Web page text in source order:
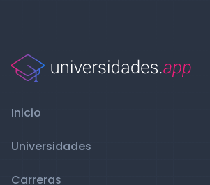
Inicio
Universidades
Carreras